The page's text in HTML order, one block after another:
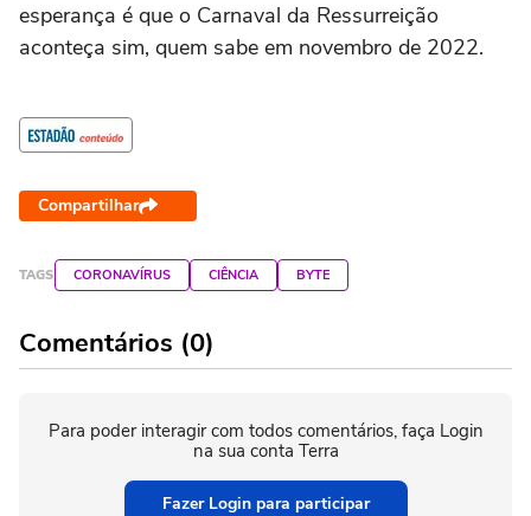
esperança é que o Carnaval da Ressurreição
aconteça sim, quem sabe em novembro de 2022.
Compartilhar
TAGS CORONAVÍRUS CIÊNCIA BYTE
Comentários (0)
Para poder interagir com todos comentários, faça Login
na sua conta Terra
Fazer Login para participar